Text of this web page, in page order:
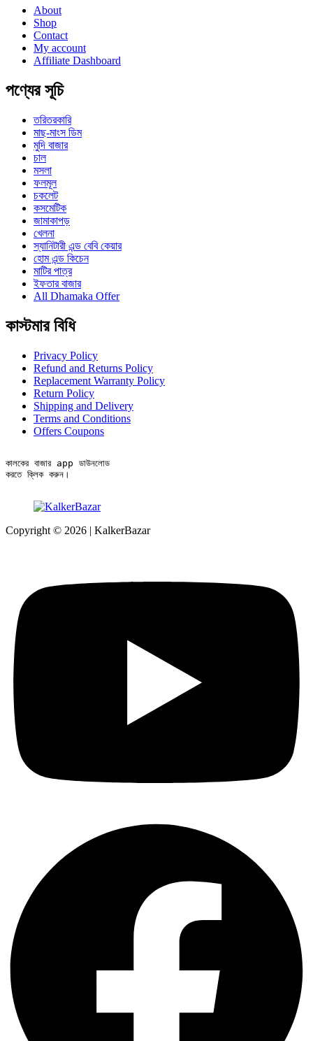
About
Shop
Contact
My account
Affiliate Dashboard
পণ্যের সূচি
তরিতরকারি
মাছ-মাংস ডিম
মুদি বাজার
চাল
মসলা
ফলমূল
চকলেট
কসমেটিক
জামাকাপড়
খেলনা
স্যানিটারী এন্ড বেবি কেয়ার
হোম এন্ড কিচেন
মাটির পাত্র
ইফতার বাজার
All Dhamaka Offer
কাস্টমার বিধি
Privacy Policy
Refund and Returns Policy
Replacement Warranty Policy
Return Policy
Shipping and Delivery
Terms and Conditions
Offers Coupons
কালকের বাজার app ডাউনলোড
করতে ক্লিক করুন।
Copyright © 2026 | KalkerBazar